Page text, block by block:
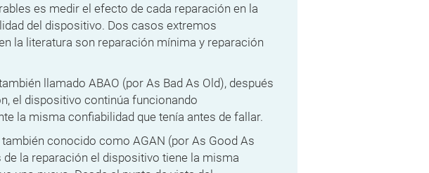
es medir el efecto de cada reparación en la
del dispositivo. Dos casos extremos
la literatura son reparación mínima y reparación
llamado ABAO (por As Bad As Old), después
el dispositivo continúa funcionando
la misma confiabilidad que tenía antes de fallar.
también conocido como AGAN (por As Good As
de la reparación el dispositivo tiene la misma